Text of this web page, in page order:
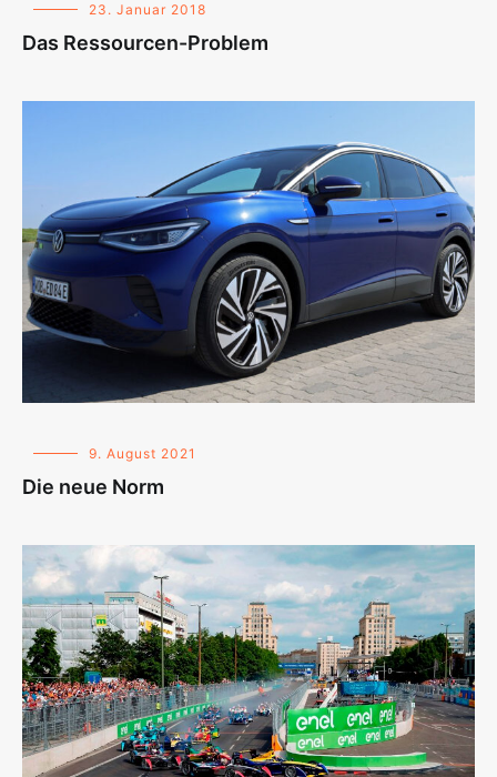
23. Januar 2018
Das Ressourcen-Problem
9. August 2021
Die neue Norm